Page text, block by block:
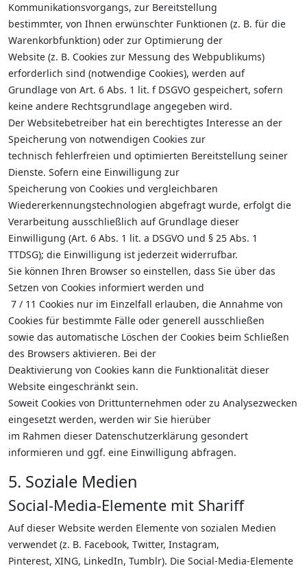
Kommunikationsvorgangs, zur Bereitstellung
bestimmter, von Ihnen erwünschter Funktionen (z. B. für die
Warenkorbfunktion) oder zur Optimierung der
Website (z. B. Cookies zur Messung des Webpublikums)
erforderlich sind (notwendige Cookies), werden auf
Grundlage von Art. 6 Abs. 1 lit. f DSGVO gespeichert, sofern
keine andere Rechtsgrundlage angegeben wird.
Der Websitebetreiber hat ein berechtigtes Interesse an der
Speicherung von notwendigen Cookies zur
technisch fehlerfreien und optimierten Bereitstellung seiner
Dienste. Sofern eine Einwilligung zur
Speicherung von Cookies und vergleichbaren
Wiedererkennungstechnologien abgefragt wurde, erfolgt die
Verarbeitung ausschließlich auf Grundlage dieser
Einwilligung (Art. 6 Abs. 1 lit. a DSGVO und § 25 Abs. 1
TTDSG); die Einwilligung ist jederzeit widerrufbar.
Sie können Ihren Browser so einstellen, dass Sie über das
Setzen von Cookies informiert werden und
7 / 11 Cookies nur im Einzelfall erlauben, die Annahme von
Cookies für bestimmte Fälle oder generell ausschließen
sowie das automatische Löschen der Cookies beim Schließen
des Browsers aktivieren. Bei der
Deaktivierung von Cookies kann die Funktionalität dieser
Website eingeschränkt sein.
Soweit Cookies von Drittunternehmen oder zu Analysezwecken
eingesetzt werden, werden wir Sie hierüber
im Rahmen dieser Datenschutzerklärung gesondert
informieren und ggf. eine Einwilligung abfragen.
5. Soziale Medien
Social-Media-Elemente mit Shariff
Auf dieser Website werden Elemente von sozialen Medien
verwendet (z. B. Facebook, Twitter, Instagram,
Pinterest, XING, LinkedIn, Tumblr). Die Social-Media-Elemente